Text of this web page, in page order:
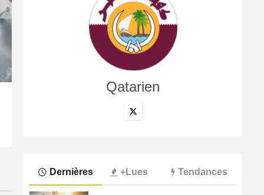
Les compagnies du Golfe face au défi de la confiance
Qatarien
Dernières +Lues Tendances